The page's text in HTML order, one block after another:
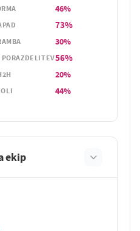
46%
73%
30%
56%
20%
44%
ekip